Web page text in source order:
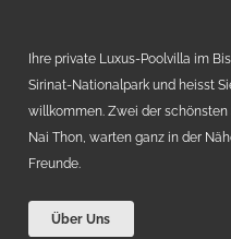
Ihre private Luxus-Poolvilla im
Sirinat-Nationalpark und heisst
willkommen. Zwei der schönsten
Nai Thon, warten ganz in der
Freunde.
Über Uns